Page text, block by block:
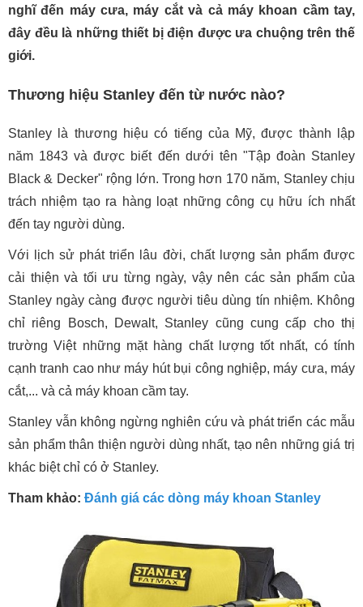
nghĩ đến máy cưa, máy cắt và cả máy khoan cầm tay,
đây đều là những thiết bị điện được ưa chuộng trên thế
giới.
Thương hiệu Stanley đến từ nước nào?
Stanley là thương hiệu có tiếng của Mỹ, được thành lập
năm 1843 và được biết đến dưới tên "Tập đoàn Stanley
Black & Decker" rộng lớn. Trong hơn 170 năm, Stanley chịu
trách nhiệm tạo ra hàng loạt những công cụ hữu ích nhất
đến tay người dùng.
Với lịch sử phát triển lâu đời, chất lượng sản phẩm được
cải thiện và tối ưu từng ngày, vậy nên các sản phẩm của
Stanley ngày càng được người tiêu dùng tín nhiệm. Không
chỉ riêng Bosch, Dewalt, Stanley cũng cung cấp cho thị
trường Việt những mặt hàng chất lượng tốt nhất, có tính
cạnh tranh cao như máy hút bụi công nghiệp, máy cưa, máy
cắt,... và cả máy khoan cầm tay.
Stanley vẫn không ngừng nghiên cứu và phát triển các mẫu
sản phẩm thân thiện người dùng nhất, tạo nên những giá trị
khác biệt chỉ có ở Stanley.
Tham khảo: Đánh giá các dòng máy khoan Stanley